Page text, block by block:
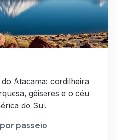
Atacama: cordilheira
gêiseres e o céu
do Sul.
por passeio